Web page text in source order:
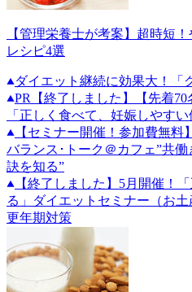
【管理栄養士が考案】超時短
レシピ4選
ダイエット継続に効果大！「
PR
【終了しました】【先着
「正しく食べて、妊娠しやす
【セミナー開催！参加費無
バランス･トーク＠カフェ”共
訣を知る”
【終了しました】5月開催！
る」ダイエットセミナー（お土
更年期対策